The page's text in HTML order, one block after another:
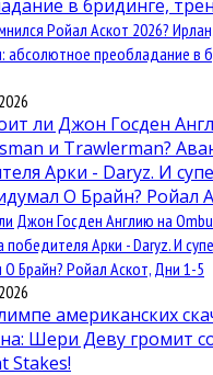
Ройал Аскот 2026?
абсолютное преобладание в
Джон Госден Англию на
Арки - Daryz. И
Брайн? Ройал Аскот, Дни 1-5